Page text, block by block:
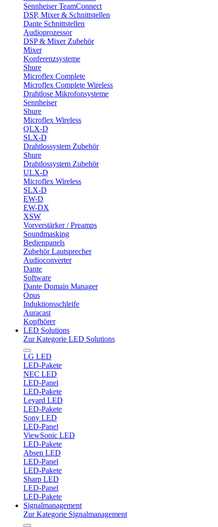
Sennheiser TeamConnect
DSP, Mixer & Schnittstellen
Dante Schnittstellen
Audioprozessor
DSP & Mixer Zubehör
Mixer
Konferenzsysteme
Shure
Microflex Complete
Microflex Complete Wireless
Drahtlose Mikrofonsysteme
Sennheiser
Shure
Microflex Wireless
QLX-D
SLX-D
Drahtlossystem Zubehör
Shure
Drahtlossystem Zubehör
ULX-D
Microflex Wireless
SLX-D
EW-D
EW-DX
XSW
Vorverstärker / Preamps
Soundmasking
Bedienpanels
Zubehör Lautsprecher
Audioconverter
Dante
Software
Dante Domain Manager
Opus
Induktionsschleife
Auracast
Kopfhörer
LED Solutions
Zur Kategorie LED Solutions
LG LED
LED-Pakete
NEC LED
LED-Panel
LED-Pakete
Leyard LED
LED-Pakete
Sony LED
LED-Panel
ViewSonic LED
LED-Pakete
Absen LED
LED-Panel
LED-Pakete
Sharp LED
LED-Panel
LED-Pakete
Signalmanagement
Zur Kategorie Signalmanagement